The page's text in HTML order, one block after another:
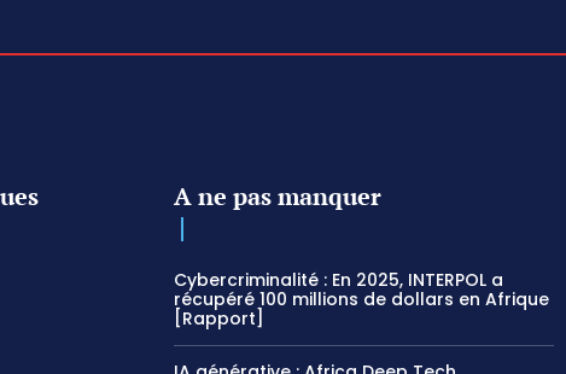
A ne pas manquer
Cybercriminalité : En 2025, INTERPOL a
récupéré 100 millions de dollars en Afrique
[Rapport]